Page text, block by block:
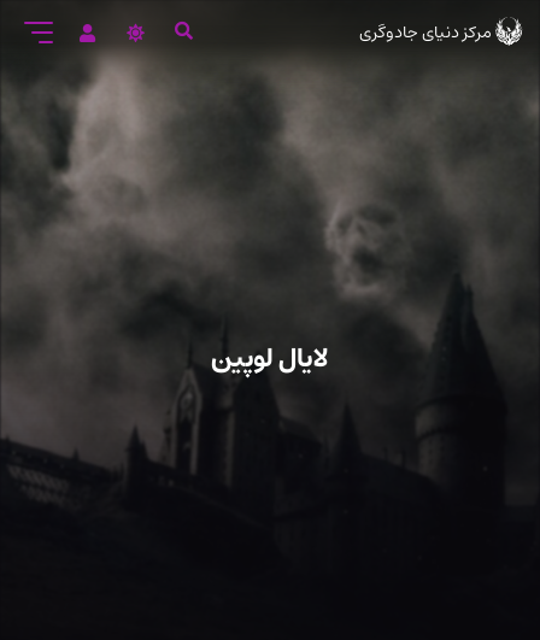
ورود
اصلی
مرکز دنیای جادوگری
لایال لوپین